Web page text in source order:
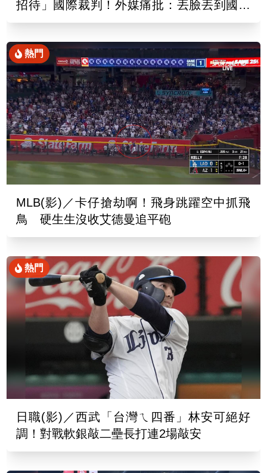
招待」國際裁判！外媒痛批：丟臉丟到國外
去
熱門
MLB(影)／卡仔搶劫啊！飛身跳躍空中抓飛
鳥 硬生生沒收艾德曼追平砲
熱門
日職(影)／西武「台灣ㄟ四番」林安可絕好
調！對戰軟銀敲二壘長打連2場敲安